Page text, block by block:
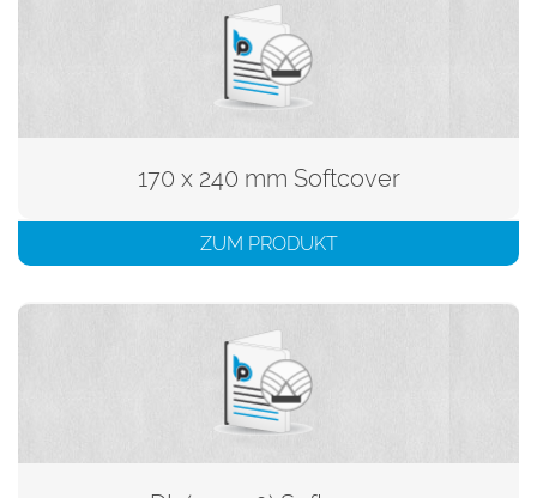
170 x 240 mm Softcover
ZUM PRODUKT